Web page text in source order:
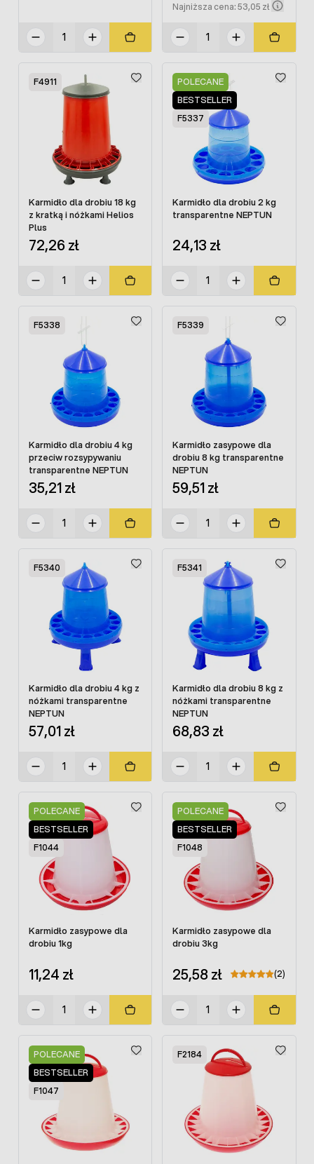
Najniższa cena: 53,05 zł
F4911
Karmidło dla drobiu 18 kg
z kratką i nóżkami Helios
Plus
72,26 zł
POLECANE
BESTSELLER
F5337
Karmidło dla drobiu 2 kg
transparentne NEPTUN
24,13 zł
F5338
Karmidło dla drobiu 4 kg
przeciw rozsypywaniu
transparentne NEPTUN
35,21 zł
F5339
Karmidło zasypowe dla
drobiu 8 kg transparentne
NEPTUN
59,51 zł
F5340
Karmidło dla drobiu 4 kg z
nóżkami transparentne
NEPTUN
57,01 zł
F5341
Karmidło dla drobiu 8 kg z
nóżkami transparentne
NEPTUN
68,83 zł
POLECANE
BESTSELLER
F1044
Karmidło zasypowe dla
drobiu 1kg
11,24 zł
POLECANE
BESTSELLER
F1048
Karmidło zasypowe dla
drobiu 3kg
25,58 zł (2)
POLECANE
BESTSELLER
F1047
F2184